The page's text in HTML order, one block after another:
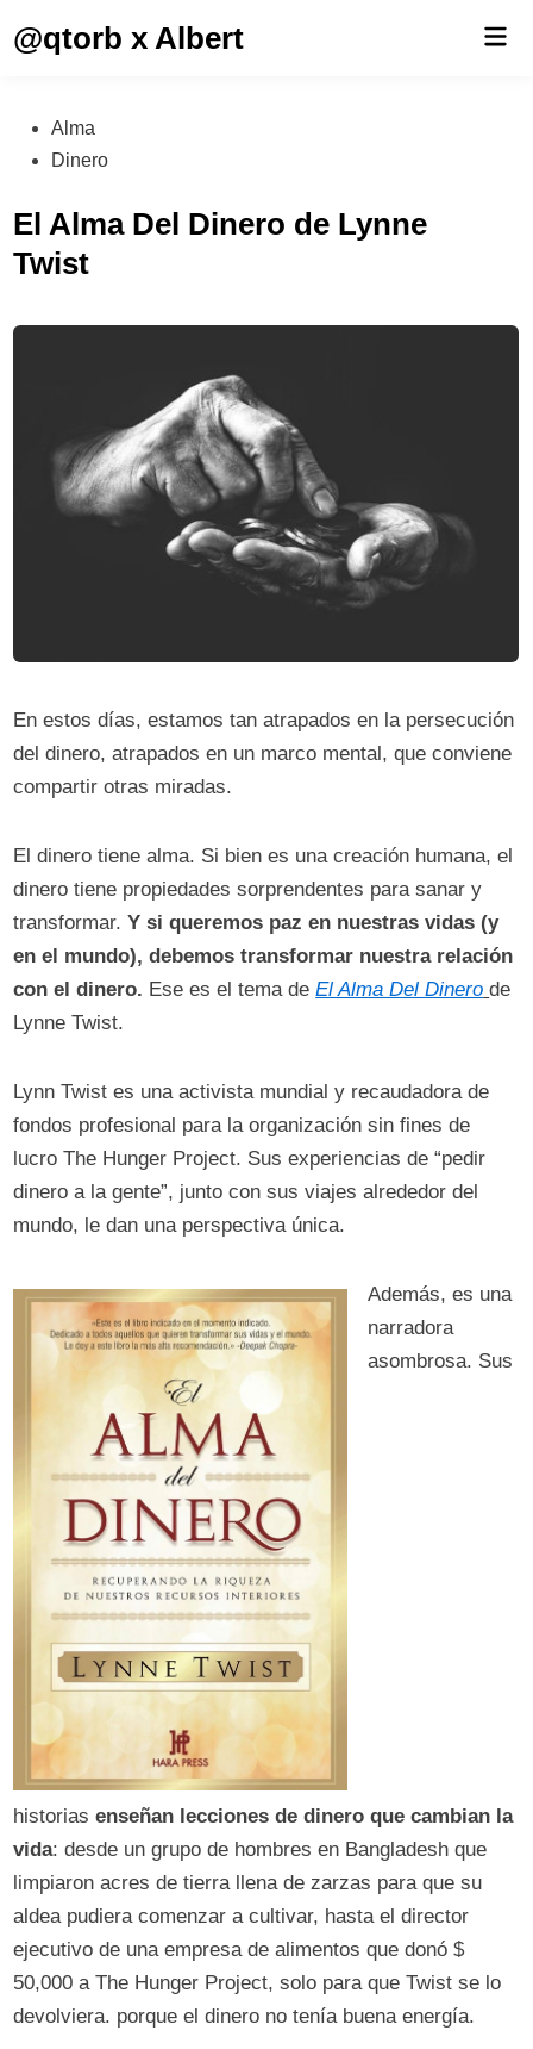
@qtorb x Albert
Publicado
en
Alma
Dinero
El Alma Del Dinero de Lynne
Twist
En estos días, estamos tan atrapados en la persecución
del dinero, atrapados en un marco mental, que conviene
compartir otras miradas.
El dinero tiene alma. Si bien es una creación humana, el
dinero tiene propiedades sorprendentes para sanar y
transformar.Y si queremos paz en nuestras vidas (y
en el mundo), debemos transformar nuestra relación
con el dinero. Ese es el tema deEl Alma Del Dinero de
Lynne Twist.
Lynn Twist es una activista mundial y recaudadora de
fondos profesional para la organización sin fines de
lucro The Hunger Project. Sus experiencias de “pedir
dinero a la gente”, junto con sus viajes alrededor del
mundo, le dan una perspectiva única.
Además, es una
narradora
asombrosa. Sus
historiasenseñan lecciones de dinero que cambian la
vida: desde un grupo de hombres en Bangladesh que
limpiaron acres de tierra llena de zarzas para que su
aldea pudiera comenzar a cultivar, hasta el director
ejecutivo de una empresa de alimentos que donó $
50,000 a The Hunger Project, solo para que Twist se lo
devolviera. porque el dinero no tenía buena energía.